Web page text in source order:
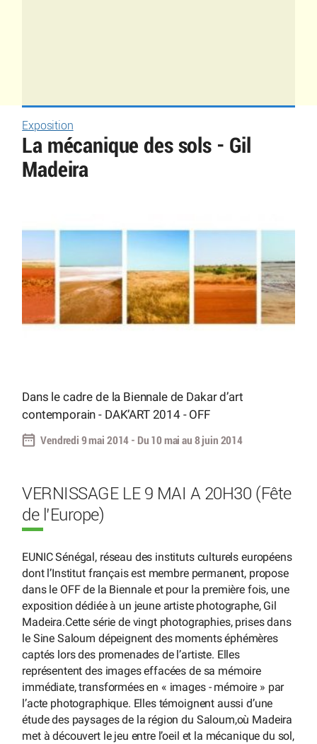
Exposition
La mécanique des sols - Gil
Madeira
Dans le cadre de la Biennale de Dakar d’art
contemporain - DAK’ART 2014 - OFF
Vendredi 9 mai 2014 - Du 10 mai au 8 juin 2014
VERNISSAGE LE 9 MAI A 20H30 (Fête
de l’Europe)
EUNIC Sénégal, réseau des instituts culturels européens
dont l’Institut français est membre permanent, propose
dans le OFF de la Biennale et pour la première fois, une
exposition dédiée à un jeune artiste photographe, Gil
Madeira.Cette série de vingt photographies, prises dans
le Sine Saloum dépeignent des moments éphémères
captés lors des promenades de l’artiste. Elles
représentent des images effacées de sa mémoire
immédiate, transformées en « images - mémoire » par
l’acte photographique. Elles témoignent aussi d’une
étude des paysages de la région du Saloum,où Madeira
met à découvert le jeu entre l’oeil et la mécanique du sol,